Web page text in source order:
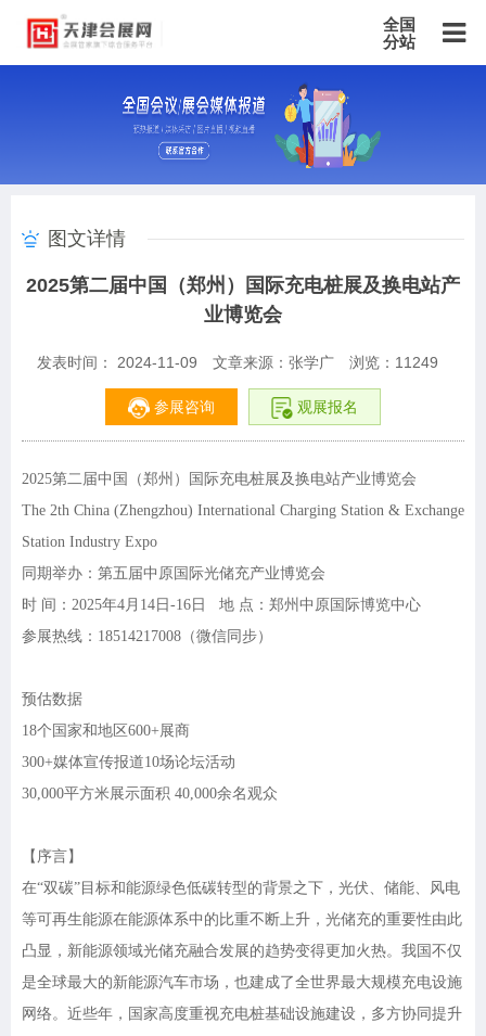
全国
分站
主站
广东站 重庆站 天津站 江苏站
河南站 河北站
甘肃站
新疆站
四川站
图文详情
2025第二届中国（郑州）国际充电桩展及换电站产
业博览会
发表时间： 2024-11-09 文章来源：张学广 浏览： 11249
参展咨询 观展报名
2025第二届中国（郑州）国际充电桩展及换电站产业博览会
The 2th China (Zhengzhou) International Charging Station & Exchange
Station Industry Expo
同期举办：第五届中原国际光储充产业博览会
时 间： 2025年4月14日-16日 地 点：郑州中原国际博览中心
参展热线： 18514217008（微信同步）
预估数据
18个国家和地区600+展商
300+媒体宣传报道10场论坛活动
30,000平方米展示面积 40,000余名观众
【序言】
在“双碳”目标和能源绿色低碳转型的背景之下，光伏、储能、风电
等可再生能源在能源体系中的比重不断上升，光储充的重要性由此
凸显，新能源领域光储充融合发展的趋势变得更加火热。我国不仅
是全球最大的新能源汽车市场，也建成了全世界最大规模充电设施
网络。近些年，国家高度重视充电桩基础设施建设，多方协同提升